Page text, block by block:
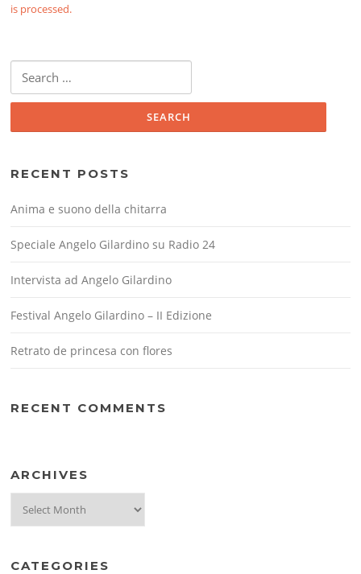
is processed.
for:
RECENT POSTS
Anima e suono della chitarra
Speciale Angelo Gilardino su Radio 24
Intervista ad Angelo Gilardino
Festival Angelo Gilardino – II Edizione
Retrato de princesa con flores
RECENT COMMENTS
ARCHIVES
CATEGORIES